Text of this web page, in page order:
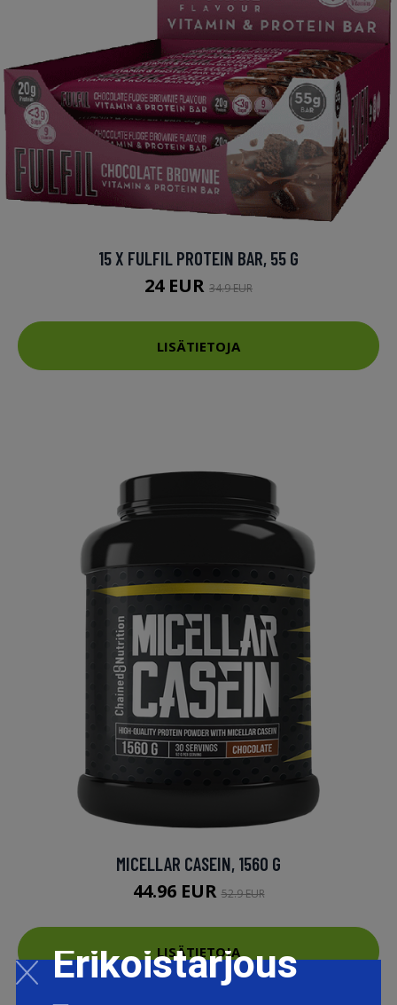
15 X FULFIL PROTEIN BAR, 55 G
24 EUR 34.9 EUR
LISÄTIETOJA
MICELLAR CASEIN, 1560 G
44.96 EUR52.9 EUR
LISÄTIETOJA
Erikoistarjous